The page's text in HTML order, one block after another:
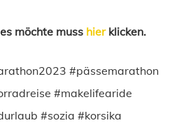
möchte muss hierklicken.
#pässemarathon
#makelifearide
#sozia #korsika